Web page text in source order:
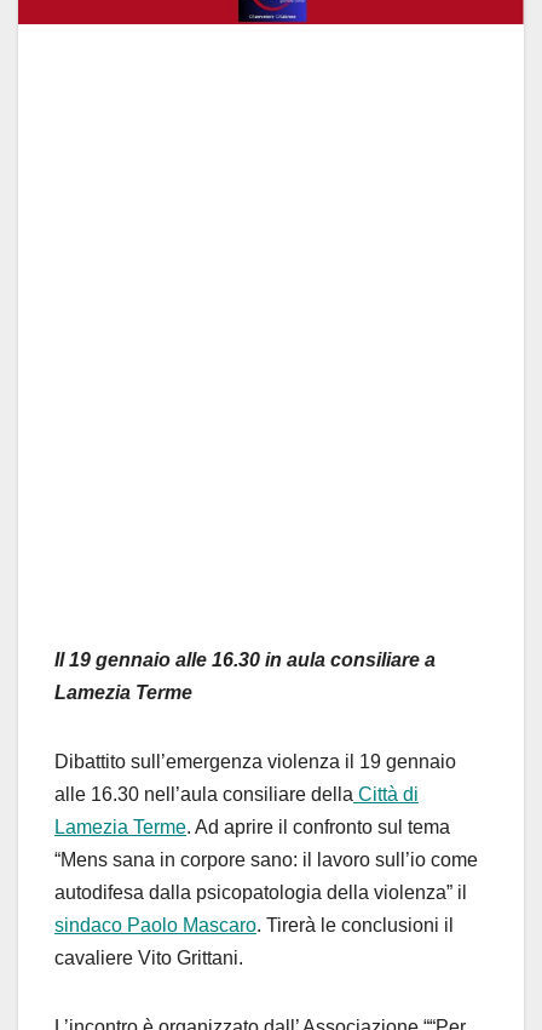
Il 19 gennaio alle 16.30 in aula consiliare a
Lamezia Terme
Dibattito sull’emergenza violenza il 19 gennaio
alle 16.30 nell’aula consiliare della Città di
Lamezia Terme. Ad aprire il confronto sul tema
“Mens sana in corpore sano: il lavoro sull’io come
autodifesa dalla psicopatologia della violenza” il
sindaco Paolo Mascaro. Tirerà le conclusioni il
cavaliere Vito Grittani.